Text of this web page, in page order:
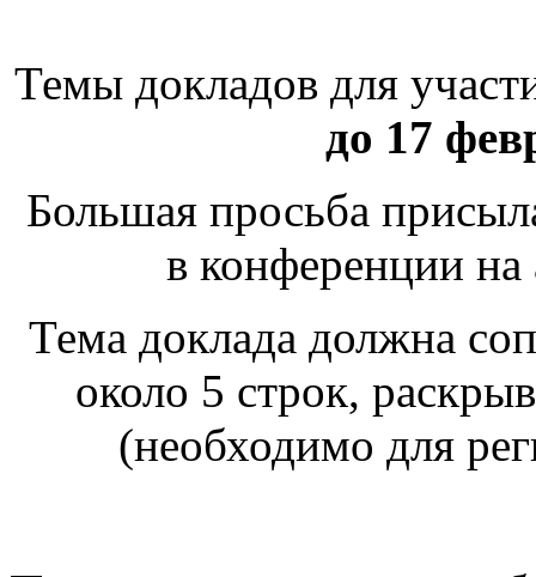
Темы докладов для
до 17
Большая просьба
в конференции
Тема доклада должна
около 5 строк,
(необходимо для